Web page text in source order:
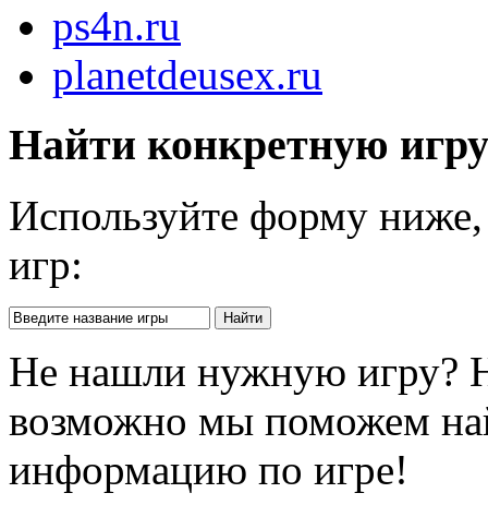
ps4n.ru
planetdeusex.ru
Найти конкретную
Используйте форму
игр:
Не нашли нужную игру?
возможно мы поможем
информацию по игре!